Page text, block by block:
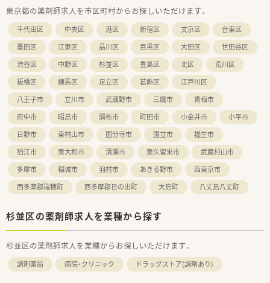
■デジタル操作やレセコン入力に抵抗がなく、1つの店舗を長期
的に支えていただける安定志向をお持ちの方に最適な環境で
す。
【求人情報について】
■正社員の勤務薬剤師として年収570万円から600万円の提示が
可能で、これまでの調剤経験やスキルを最大限に考慮します。
■完全週休2日制で年間休日は前年実績125日となっており、ワ
ークライフバランスを重視したい方にも安心の条件です。
■40代から60代までの幅広い年齢層のスタッフがバランスよく
在籍しており、非常に落ち着いた穏やかな空気感が漂う職場で
す。
【想定される業務内容】
■調剤や服薬指導に加え、薬歴管理、医薬品の発注、在庫管理、さ
らには現場での軽微なトラブルへの一次対応を幅広くお任せし
ます。
■代表不在時には、医師からの問い合わせや患者様へのクレーム
す。
■業務上の最終的な責任は代表が負う体制のため、副管理薬剤師
として安心して現場判断や店舗のサポートに専念できる環境で
す。
東京都の薬剤師求人を市区町村からお探しいただけます。
千代田区 中央区 港区 新宿区 文京区
台東区
墨田区
江東区 品川区 目黒区 大田区
世田谷区
渋谷区
中野区 杉並区 豊島区 北区
荒川区
板橋区
練馬区 足立区 葛飾区
江戸川区
八王子市
立川市 武蔵野市 三鷹市
青梅市
府中市
昭島市 調布市 町田市 小金井市
小平市
日野市
東村山市 国分寺市 国立市
福生市
狛江市
東大和市 清瀬市 東久留米市
武蔵村山市
多摩市
稲城市 羽村市 あきる野市
西東京市
西多摩郡瑞穂町
西多摩郡日の出町 大島町 八丈島八丈町
杉並区の薬剤師求人を業種から探す
杉並区の薬剤師求人を業種からお探しいただけます。
調剤薬局 病院・クリニック ドラッグストア(調剤あり)